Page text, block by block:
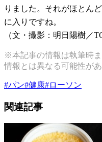
りました。それがほとん
に入りですね。
（文・撮影：明日陽樹／
※本記事の情報は執筆時
情報とは異なる可能性が
#パン#健康#ローソン
関連記事